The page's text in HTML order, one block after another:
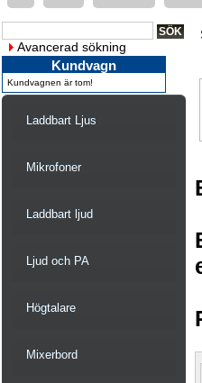
Avancerad sökning
Kundvagn
Kundvagnen är tom!
Laddbart Ljus
Mikrofoner
Laddbart ljud
Ljud och PA
Högtalare
Mixerbord